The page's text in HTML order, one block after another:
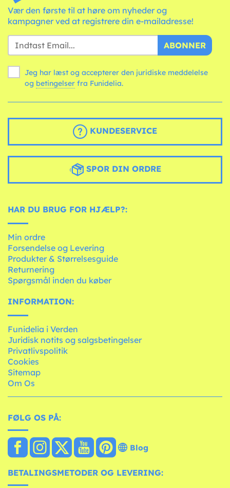
Vær den første til at høre om nyheder og
kampagner ved at registrere din e-mailadresse!
ABONNER
Jeg har læst og accepterer den juridiske meddelelse
og betingelser fra Funidelia.
KUNDESERVICE
SPOR DIN ORDRE
HAR DU BRUG FOR HJÆLP?:
Min ordre
Forsendelse og Levering
Produkter & Størrelsesguide
Returnering
Spørgsmål inden du køber
INFORMATION:
Funidelia i Verden
Juridisk notits og salgsbetingelser
Privatlivspolitik
Cookies
Sitemap
Om Os
FØLG OS PÅ:
Blog
BETALINGSMETODER OG LEVERING: